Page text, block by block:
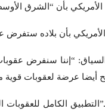
الأمريكي بأن “الشرق
بأن بلاده ستفرض
“إننا سنفرض
أيضا عرضة لعقوبات قوية
الكامل